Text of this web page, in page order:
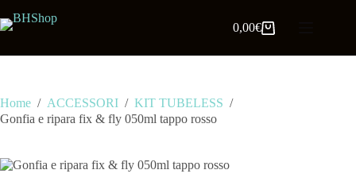
0,00€
Home / ACCESSORI / KIT TUBELESS /
Gonfia e ripara fix & fly 050ml tappo rosso